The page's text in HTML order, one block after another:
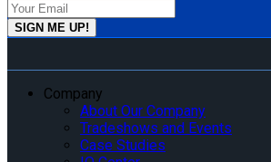
Company
About Our Company
Tradeshows and Events
Case Studies